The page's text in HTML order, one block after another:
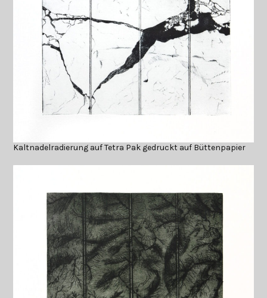
Kaltnadelradierung auf Tetra Pak gedruckt auf Büttenpapier